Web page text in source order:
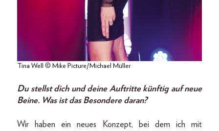
Tina Well © Mike Picture/Michael Müller
Du stellst dich und deine Auftritte künftig auf neue
Beine. Was ist das Besondere daran?
Wir haben ein neues Konzept, bei dem ich mit